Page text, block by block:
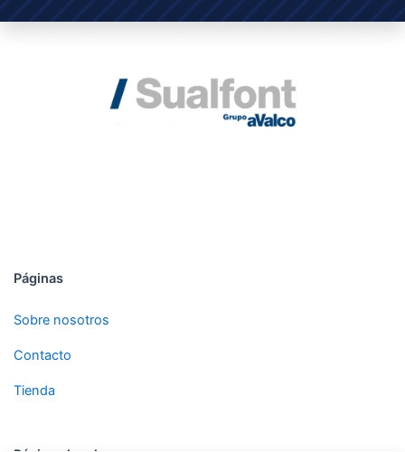
Páginas
Sobre nosotros
Contacto
Tienda